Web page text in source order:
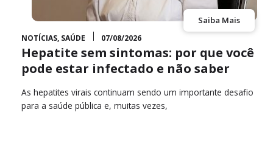
Saiba Mais
NOTÍCIAS, SAÚDE 07/08/2026
Hepatite sem sintomas: por que você
pode estar infectado e não saber
As hepatites virais continuam sendo um importante desafio
para a saúde pública e, muitas vezes,